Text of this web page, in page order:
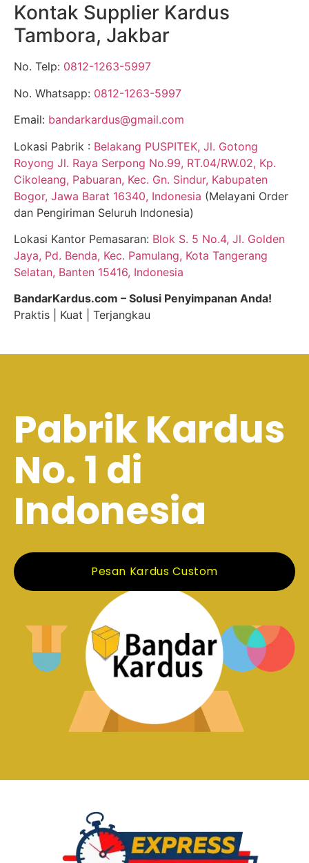
Kontak Supplier Kardus
Tambora, Jakbar
No. Telp: 0812-1263-5997
No. Whatsapp: 0812-1263-5997
Email: bandarkardus@gmail.com
Lokasi Pabrik : Belakang PUSPITEK, Jl. Gotong
Royong Jl. Raya Serpong No.99, RT.04/RW.02, Kp.
Cikoleang, Pabuaran, Kec. Gn. Sindur, Kabupaten
Bogor, Jawa Barat 16340, Indonesia (Melayani Order
dan Pengiriman Seluruh Indonesia)
Lokasi Kantor Pemasaran: Blok S. 5 No.4, Jl. Golden
Jaya, Pd. Benda, Kec. Pamulang, Kota Tangerang
Selatan, Banten 15416, Indonesia
BandarKardus.com – Solusi Penyimpanan Anda!
Praktis | Kuat | Terjangkau
Pabrik Kardus
No. 1 di
Indonesia
Pesan Kardus Custom